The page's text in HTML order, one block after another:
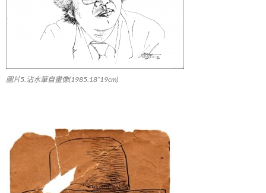
圖片5.沾水筆自畫像(1985.18*19cm)